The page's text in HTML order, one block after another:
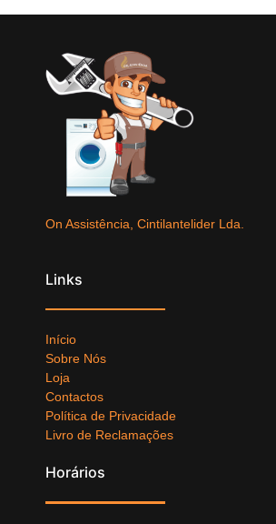
On Assistência, Cintilantelider Lda.
Links
Início
Sobre Nós
Loja
Contactos
Política de Privacidade
Livro de Reclamações
Horários